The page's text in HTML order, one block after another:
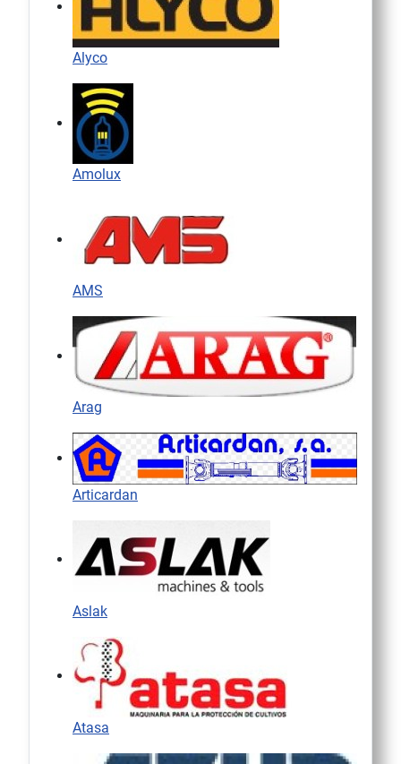
Alyco
Amolux
AMS
Arag
Articardan
Aslak
Atasa